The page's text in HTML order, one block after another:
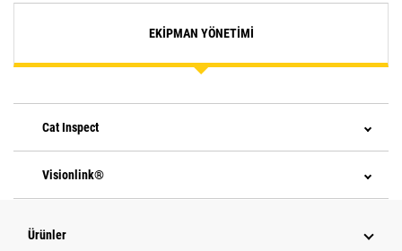
EKIPMAN YÖNETIMI
Cat Inspect
Visionlink®
Ürünler